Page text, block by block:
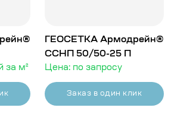
за м²
ГЕОСЕТКА Армодрейн®
ССНП 50/50-25 П
Цена: по запросу
Заказ в один клик